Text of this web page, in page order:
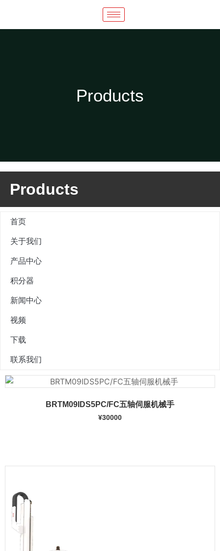
Products
Products
首页
关于我们
产品中心
积分器
新闻中心
视频
下载
联系我们
BRTM09IDS5PC/FC五轴伺服机械手
¥30000